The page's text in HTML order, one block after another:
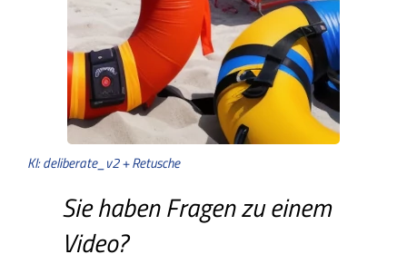
KI: deliberate_v2 + Retusche
Sie haben Fragen zu einem
Video?